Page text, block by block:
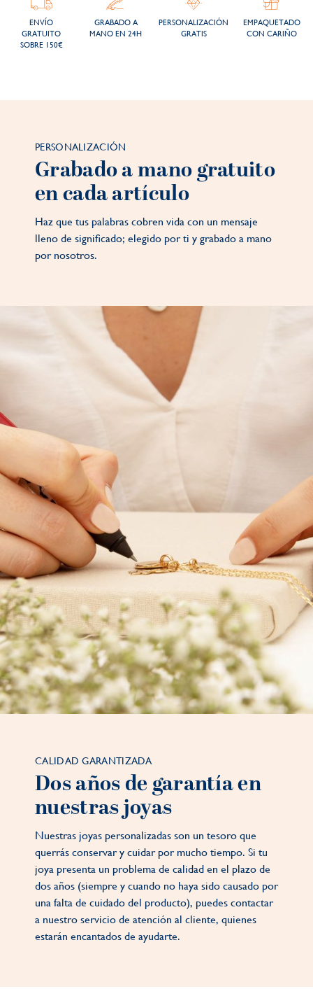
ENVÍO
GRATUITO
SOBRE 150€
GRABADO A
MANO EN 24H
PERSONALIZACIÓN
GRATIS
EMPAQUETADO
CON CARIÑO
PERSONALIZACIÓN
Grabado a mano gratuito
en cada artículo
Haz que tus palabras cobren vida con un mensaje
lleno de significado; elegido por ti y grabado a mano
por nosotros.
CALIDAD GARANTIZADA
Dos años de garantía en
nuestras joyas
Nuestras joyas personalizadas son un tesoro que
querrás conservar y cuidar por mucho tiempo. Si tu
joya presenta un problema de calidad en el plazo de
dos años (siempre y cuando no haya sido causado por
una falta de cuidado del producto), puedes contactar
a nuestro servicio de atención al cliente, quienes
estarán encantados de ayudarte.